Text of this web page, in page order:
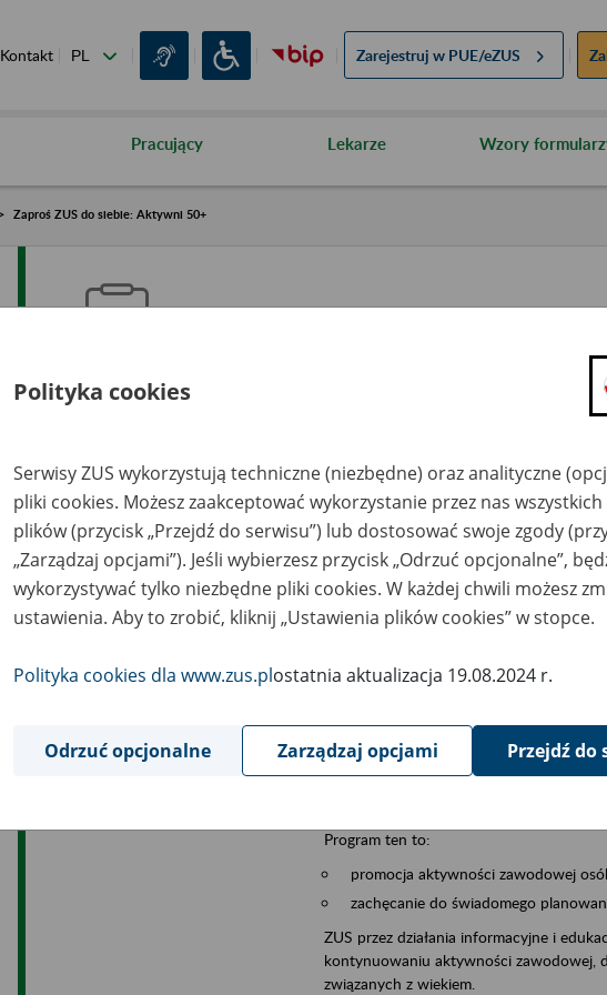
Kontakt Zarejestruj w PUE/eZUS
Pracujący Lekarze Wzory
Zaproś ZUS do siebie: Aktywni 50+
Zaproś ZUS do siebie: Aktywni
Rodzaj wydarzenia Szkolenia
Obszar merytoryczny płatnicy, ubezpieczeni, świadczeniobiorcy
Opis wydarzenia
Szkolenie stacjonarne w siedzibie firmy,
Zgłoszenia przyjmujemy na adres e-mail:
W temacie wiadomości wpisz: Zaproś
Poznań/Konin/Koło/Turek/Słupca/
Aktywni 50+ to inicjatywa, która
Program ten to:
promocja aktywności zawodowej
zachęcanie do świadomego
ZUS przez działania informacyjne i
kontynuowaniu aktywności zawodowej,
związanych z wiekiem.
Polityka cookies
Serwisy ZUS wykorzystują techniczne (niezbędne) oraz analityczne
pliki cookies. Możesz zaakceptować wykorzystanie przez nas
plików (przycisk „Przejdź do serwisu”) lub dostosować swoje zgody
„Zarządzaj opcjami”). Jeśli wybierzesz przycisk „Odrzuć opcjonalne”,
wykorzystywać tylko niezbędne pliki cookies. W każdej chwili możesz
ustawienia. Aby to zrobić, kliknij „Ustawienia plików cookies” w stopce.
Polityka cookies dla www.zus.plostatnia aktualizacja 19.08.2024 r.
Odrzuć opcjonalne Zarządzaj opcjami Przejdź do